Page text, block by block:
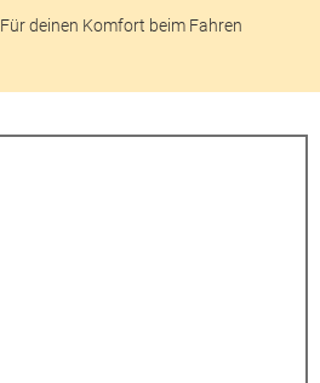
Für deinen Komfort beim Fahren